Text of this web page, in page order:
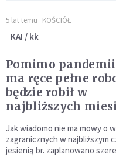
5 lat temu KOŚCIÓŁ
KAI / kk
Pomimo
ma ręce pełne
będzie robił w
najbliższych
Jak wiadomo nie ma mowy o
zagranicznych w najbliższym
jesienią br. zaplanowano